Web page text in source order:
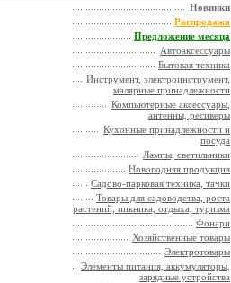
Новинки
Распродажа
Предложение месяца
Автоаксессуары
Бытовая техника
Инструмент, электроинструмент,
малярные принадлежности
Компьютерные аксессуары,
антенны, ресиверы
Кухонные принадлежности и
посуда
Лампы, светильники
Новогодняя продукция
Садово-парковая техника, тачки
Товары для садоводства, роста
растений, пикника, отдыха, туризма
Фонари
Хозяйственные товары
Электротовары
Элементы питания, аккумуляторы,
зарядные устройства